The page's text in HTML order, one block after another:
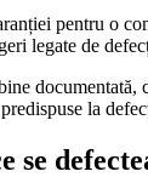
pentru o
legate de
la
se